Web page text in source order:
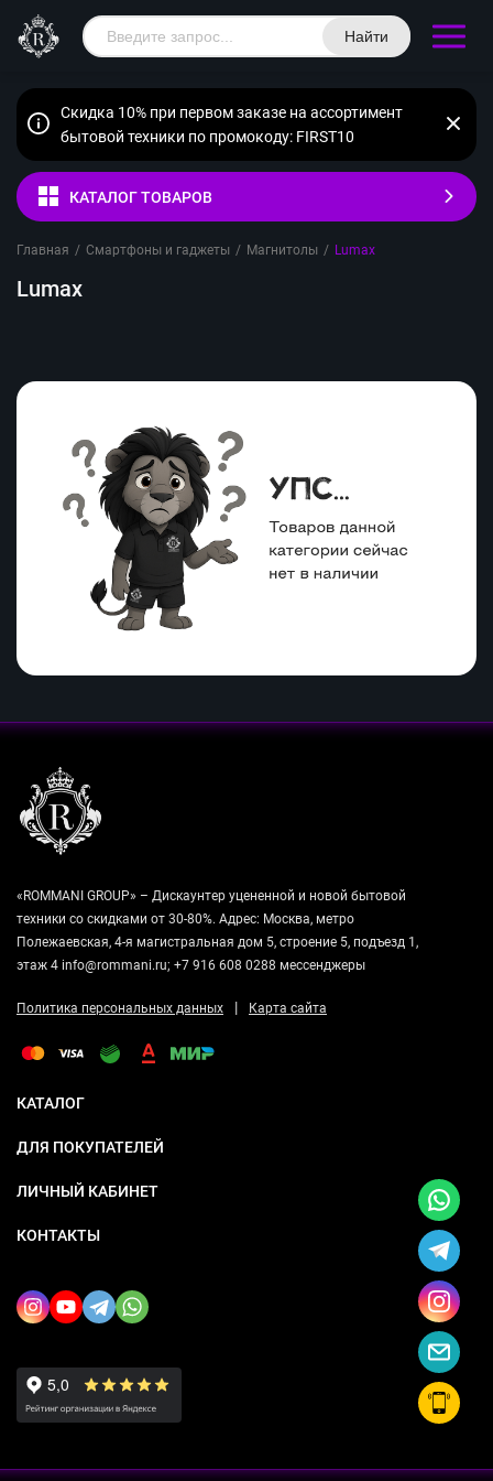
Найти
Скидка 10% при первом заказе на ассортимент
бытовой техники по промокоду: FIRST10
КАТАЛОГ ТОВАРОВ
Главная / Смартфоны и гаджеты / Магнитолы / Lumax
Lumax
«ROMMANI GROUP» – Дискаунтер уцененной и новой бытовой
техники со скидками от 30-80%. Адрес: Москва, метро
Полежаевская, 4-я магистральная дом 5, строение 5, подъезд 1,
этаж 4 info@rommani.ru; +7 916 608 0288 мессенджеры
Политика персональных данных | Карта сайта
КАТАЛОГ
ДЛЯ ПОКУПАТЕЛЕЙ
ЛИЧНЫЙ КАБИНЕТ
КОНТАКТЫ